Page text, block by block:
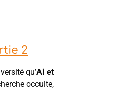
2
qu’Ai et
occulte,